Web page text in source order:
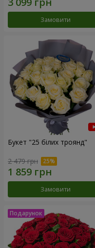
Замовити
Букет "25 білих троянд"
2 479 грн
Замовити